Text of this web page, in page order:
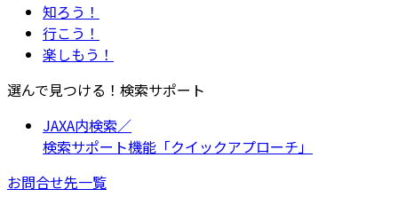
知ろう！
行こう！
楽しもう！
選んで見つける！検索サポート
JAXA内検索／
検索サポート機能「クイックアプローチ」
お問合せ先一覧